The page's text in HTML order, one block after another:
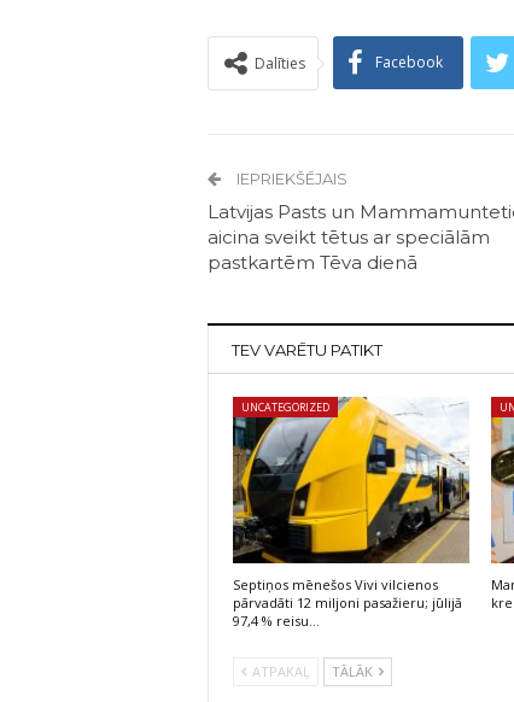
Dalīties Facebook
IEPRIEKŠĒJAIS
Latvijas Pasts un
aicina sveikt tētus ar speciālām
pastkartēm Tēva dienā
TEV VARĒTU PATIKT
UNCATEGORIZED
Septiņos mēnešos Vivi vilcienos
pārvadāti 12 miljoni pasažieru; jūlijā
97,4 % reisu…
ATPAKAĻ TĀLĀK